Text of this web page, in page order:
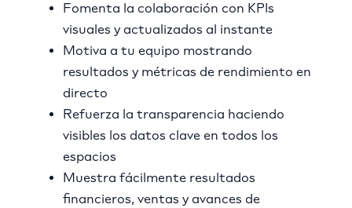
Fomenta la colaboración con KPIs
visuales y actualizados al instante
Motiva a tu equipo mostrando
resultados y métricas de rendimiento en
directo
Refuerza la transparencia haciendo
visibles los datos clave en todos los
espacios
Muestra fácilmente resultados
financieros, ventas y avances de